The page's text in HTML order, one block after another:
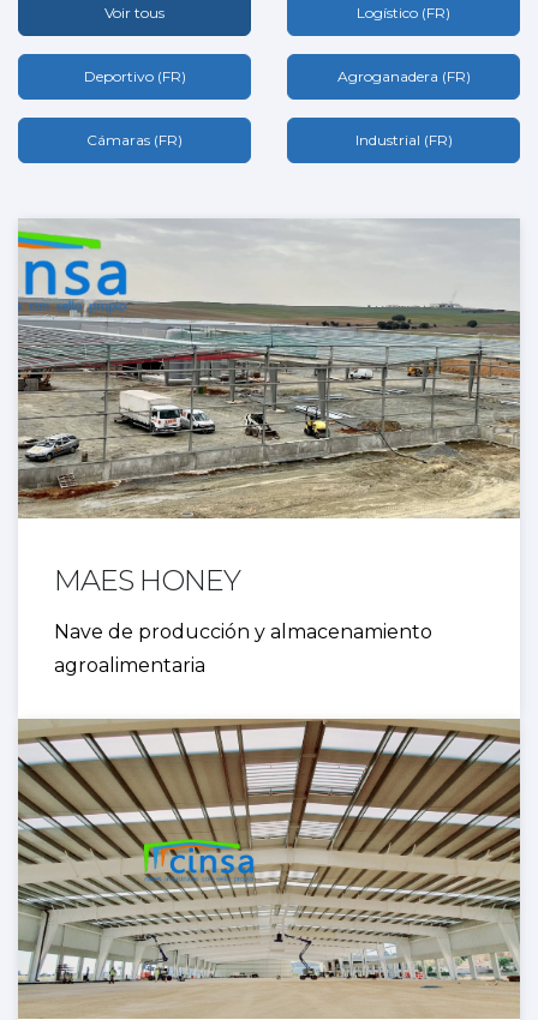
Voir tous Logístico (FR)
Deportivo (FR) Agroganadera (FR)
Cámaras (FR) Industrial (FR)
MAES HONEY
Nave de producción y almacenamiento
agroalimentaria